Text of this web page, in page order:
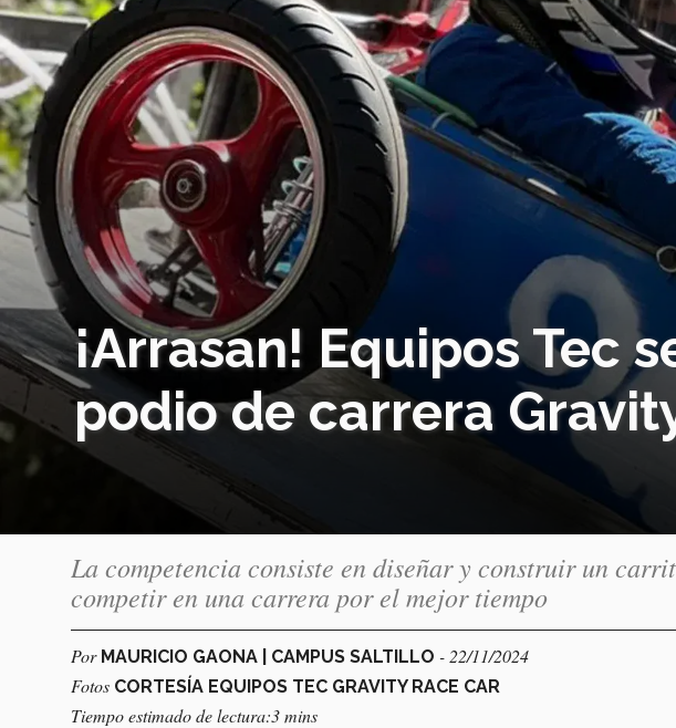
¡Arrasan! Equipos Tec
podio de carrera
La competencia consiste en diseñar y construir un
competir en una carrera por el mejor tiempo
Por MAURICIO GAONA | CAMPUS SALTILLO - 22/11/2024
Fotos CORTESÍA EQUIPOS TEC GRAVITY RACE CAR
Tiempo estimado de lectura:3 mins